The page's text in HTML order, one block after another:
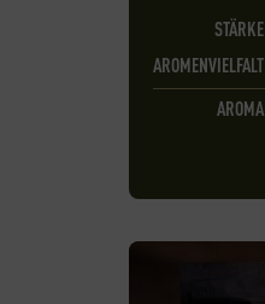
STÄRKE
AROMENVIELFALT
AROMA